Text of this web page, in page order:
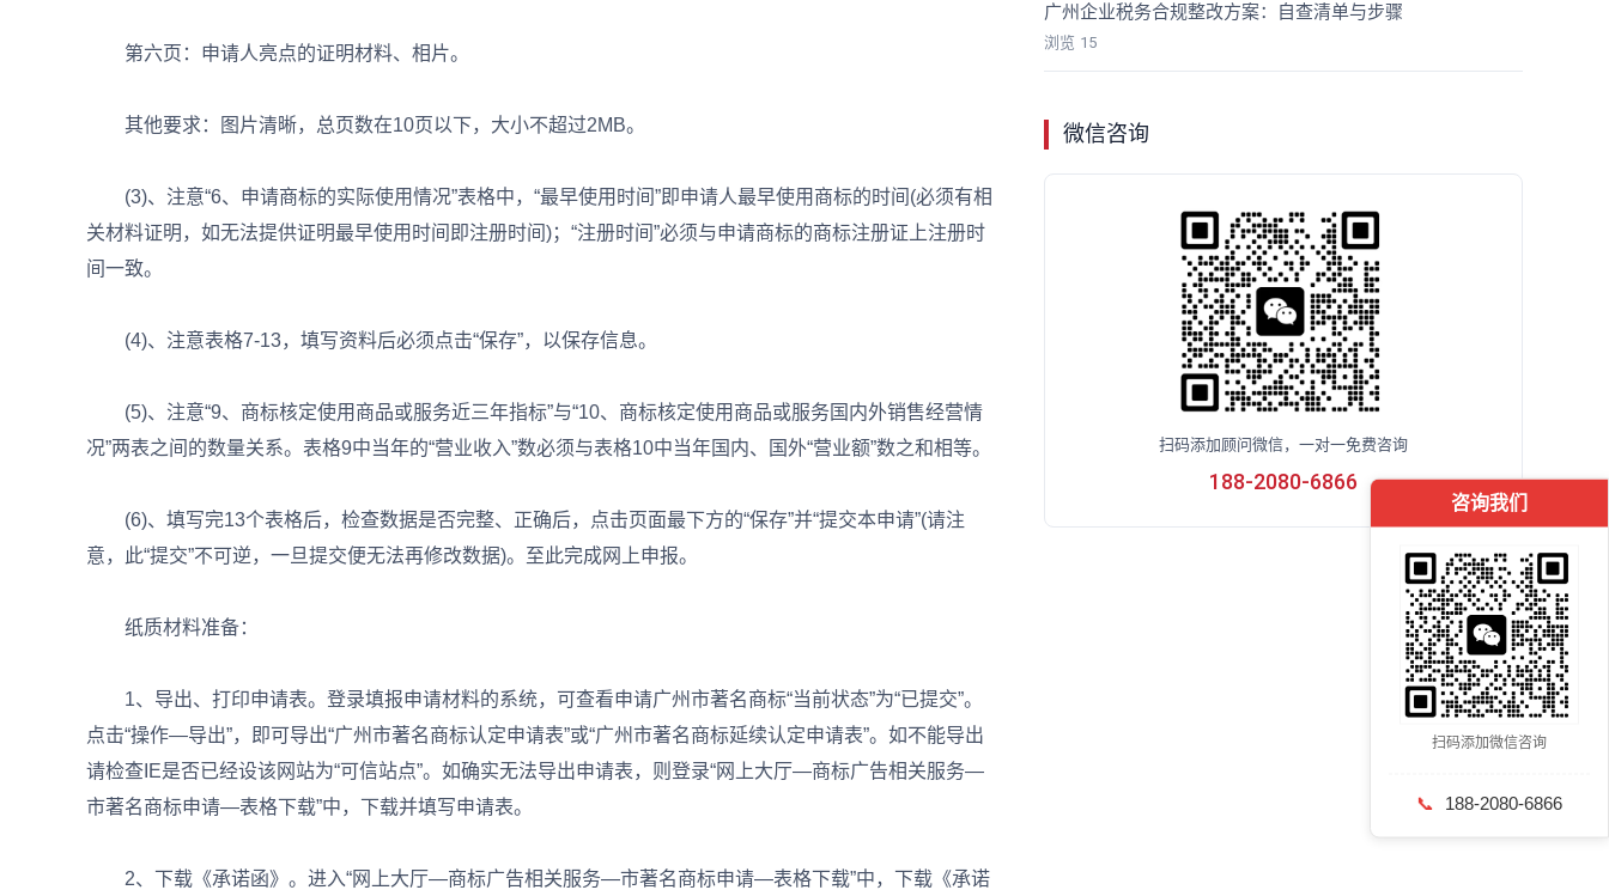
第六页：申请人亮点的证明材料、相片。
其他要求：图片清晰，总页数在10页以下，大小不超过2MB。
(3)、注意“6、申请商标的实际使用情况”表格中，“最早使用时间”即申请人最早使用商标的时间(必须有相
关材料证明，如无法提供证明最早使用时间即注册时间)；“注册时间”必须与申请商标的商标注册证上注册时
间一致。
(4)、注意表格7-13，填写资料后必须点击“保存”，以保存信息。
(5)、注意“9、商标核定使用商品或服务近三年指标”与“10、商标核定使用商品或服务国内外销售经营情
况”两表之间的数量关系。表格9中当年的“营业收入”数必须与表格10中当年国内、国外“营业额”数之和相等。
(6)、填写完13个表格后，检查数据是否完整、正确后，点击页面最下方的“保存”并“提交本申请”(请注
意，此“提交”不可逆，一旦提交便无法再修改数据)。至此完成网上申报。
纸质材料准备：
1、导出、打印申请表。登录填报申请材料的系统，可查看申请广州市著名商标“当前状态”为“已提交”。
点击“操作—导出”，即可导出“广州市著名商标认定申请表”或“广州市著名商标延续认定申请表”。如不能导出
请检查IE是否已经设该网站为“可信站点”。如确实无法导出申请表，则登录“网上大厅—商标广告相关服务—
市著名商标申请—表格下载”中，下载并填写申请表。
2、下载《承诺函》。进入“网上大厅—商标广告相关服务—市著名商标申请—表格下载”中，下载《承诺
广州企业税务合规整改方案：自查清单与步骤
浏览 15
微信咨询
扫码添加顾问微信，一对一免费咨询
188-2080-6866
咨询我们
扫码添加微信咨询
📞 188-2080-6866